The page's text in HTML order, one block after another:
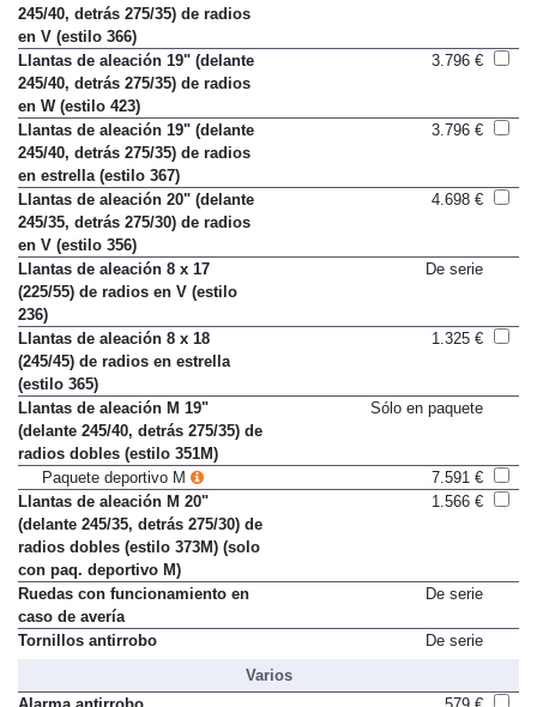
Llantas de aleación 19" (delante
245/40, detrás 275/35) de radios
en V (estilo 366)
Llantas de aleación 19" (delante
245/40, detrás 275/35) de radios
en W (estilo 423)
Llantas de aleación 19" (delante
245/40, detrás 275/35) de radios
en estrella (estilo 367)
Llantas de aleación 20" (delante
245/35, detrás 275/30) de radios
en V (estilo 356)
Llantas de aleación 8 x 17
(225/55) de radios en V (estilo
236)
Llantas de aleación 8 x 18
(245/45) de radios en estrella
(estilo 365)
Llantas de aleación M 19"
(delante 245/40, detrás 275/35) de
radios dobles (estilo 351M)
Paquete deportivo M
7.591 €
Llantas de aleación M 20"
(delante 245/35, detrás 275/30) de
radios dobles (estilo 373M) (solo
con paq. deportivo M)
Ruedas con funcionamiento en
caso de avería
Varios